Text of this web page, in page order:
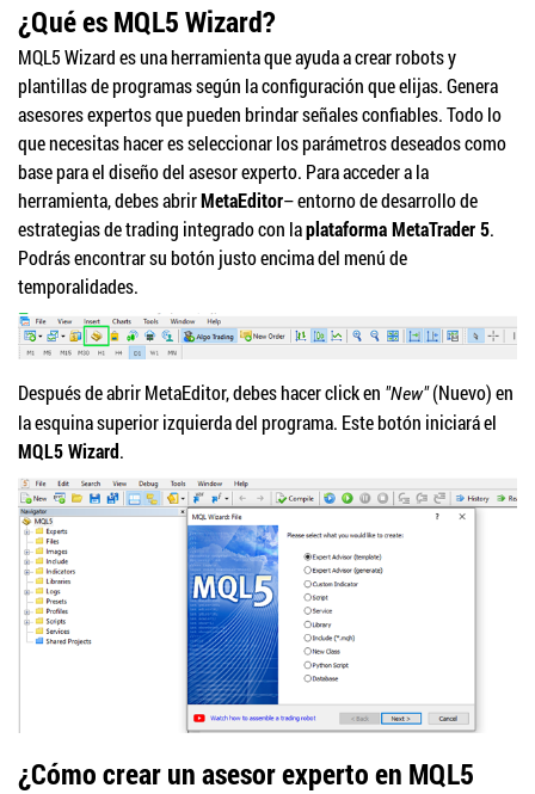
¿Qué es MQL5 Wizard?
MQL5 Wizard es una herramienta que ayuda a crear robots y
plantillas de programas según la configuración que elijas. Genera
asesores expertos que pueden brindar señales confiables. Todo lo
que necesitas hacer es seleccionar los parámetros deseados como
base para el diseño del asesor experto. Para acceder a la
herramienta, debes abrirMetaEditor– entorno de desarrollo de
estrategias de trading integrado con laplataforma MetaTrader 5.
Podrás encontrar su botón justo encima del menú de
temporalidades.
Después de abrir MetaEditor, debes hacer click en "New"(Nuevo) en
la esquina superior izquierda del programa. Este botón iniciará el
MQL5 Wizard.
¿Cómo crear un asesor experto en MQL5